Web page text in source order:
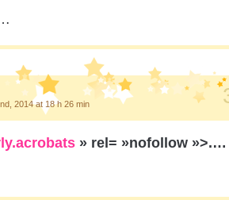
2014 at 18 h 26 min
» rel= »nofollow »>.…